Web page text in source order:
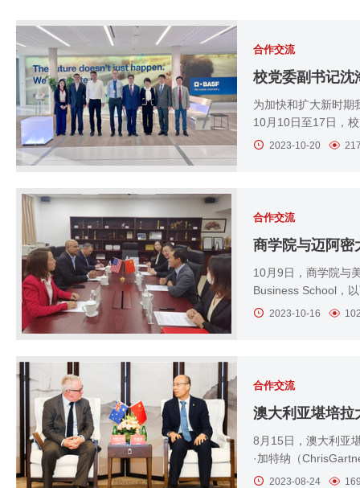
合作交流
校党委副书记沈
为加快和扩大新时期
10月10日至17日，
2023-10-20
合作交流
商学院与迈阿密
10月9日，商学院与
Business School，
2023-10-16
合作交流
澳大利亚堪培拉
8月15日，澳大利亚
·加特纳（
2023-08-24